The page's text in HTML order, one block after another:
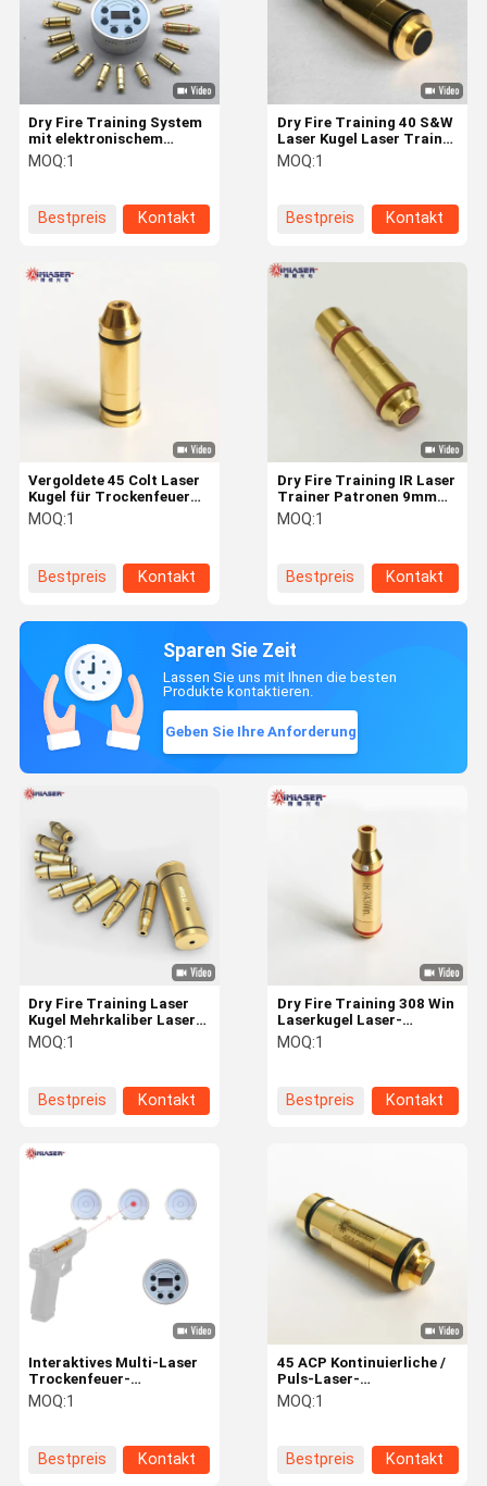
Dry Fire Training System
mit elektronischem
Laserziel und
Laserkugelpatrone
MOQ:1
Bestpreis Kontakt
Dry Fire Training 40 S&W
Laser Kugel Laser Trainer
Patronen Gold über 1500
Schüsse FDA und CE
MOQ:1
Bestpreis Kontakt
Vergoldete 45 Colt Laser
Kugel für Trockenfeuer
Training Laser
Schießsystem Simulator
MOQ:1
Bestpreis Kontakt
Dry Fire Training IR Laser
Trainer Patronen 9mm
Luge Laser Kugel mit
Infrarot 780nm Laser
MOQ:1
Bestpreis Kontakt
Sparen Sie Zeit
Lassen Sie uns mit Ihnen die besten
Produkte kontaktieren.
Geben Sie Ihre Anforderung
Dry Fire Training 308 Win
Laserkugel Laser-
Training-Kartusche für
Laser-Schießsimulator
MOQ:1
Bestpreis Kontakt
Dry Fire Training Laser
Kugel Mehrkaliber Laser
Trainer Patronen
Innenraum Laser
MOQ:1
Bestpreis Kontakt
45 ACP Kontinuierliche /
Puls-Laser-
Trainingspatrone 45
Laserkugel für
MOQ:1
Bestpreis Kontakt
Interaktives Multi-Laser
Trockenfeuer-
Trainingszielsystem mit
Steuerung für
und Präzision
MOQ:1
Bestpreis Kontakt